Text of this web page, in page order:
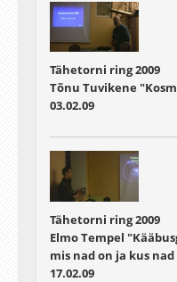
Tähetorni ring 2009
Tõnu Tuvikene
03.02.09
Tähetorni ring 2009
Elmo Tempel
mis nad on ja kus nad
17.02.09